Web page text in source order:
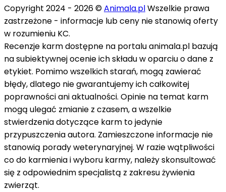
Copyright 2024 - 2026©Animala.plWszelkie prawa
zastrzeżone - informacje lub ceny nie stanowią oferty
w rozumieniu KC.
Recenzje karm dostępne na portalu animala.pl bazują
na subiektywnej ocenie ich składu w oparciu o dane z
etykiet. Pomimo wszelkich starań, mogą zawierać
błędy, dlatego nie gwarantujemy ich całkowitej
poprawności ani aktualności. Opinie na temat karm
mogą ulegać zmianie z czasem, a wszelkie
stwierdzenia dotyczące karm to jedynie
przypuszczenia autora. Zamieszczone informacje nie
stanowią porady weterynaryjnej. W razie wątpliwości
co do karmienia i wyboru karmy, należy skonsultować
się z odpowiednim specjalistą z zakresu żywienia
zwierząt.